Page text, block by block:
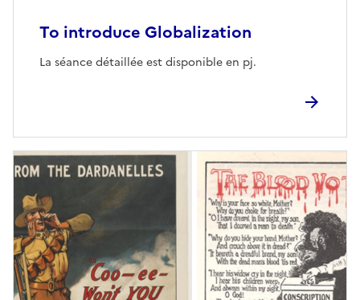
To introduce Globalization
La séance détaillée est disponible en pj.